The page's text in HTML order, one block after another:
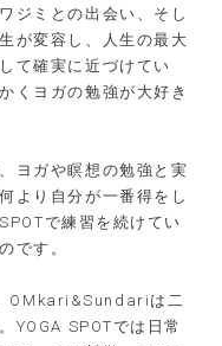
ジミとの出会い、そし
が変容し、人生の最大
て確実に近づけてい
くヨガの勉強が大好き
ヨガや瞑想の勉強と実
より自分が一番得をし
で練習を続けてい
です。
OMkari&Sundari は二
YOGA SPOTでは日常